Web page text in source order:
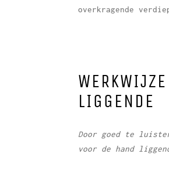
overkragende
LIGGENDE
Door goed te
voor de hand